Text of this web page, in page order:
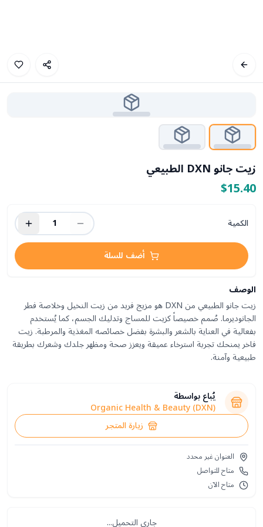
زيت جانو DXN الطبيعي
$15.40
الكمية
1
أضف للسلة
الوصف
زيت جانو الطبيعي من DXN هو مزيج فريد من زيت النخيل وخلاصة فطر
الجانوديرما. صُمم خصيصاً كزيت للمساج وتدليك الجسم، كما يُستخدم
بفعالية في العناية بالشعر والبشرة بفضل خصائصه المغذية والمرطبة. زيت
فاخر يمنحك تجربة استرخاء عميقة ويعزز صحة ومظهر جلدك وشعرك بطريقة
طبيعية وآمنة.
يُباع بواسطة
Organic Health & Beauty (DXN)
زيارة المتجر
العنوان غير محدد
متاح للتواصل
متاح الآن
جاري التحميل...